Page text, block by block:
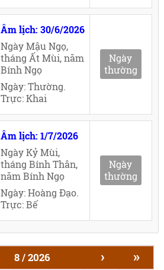
Âm lịch: 30/6/2026
Ngày Mậu Ngọ,
tháng Ất Mùi, năm
Bính Ngọ
Ngày: Thường.
Trực: Khai
Ngày
thường
Âm lịch: 1/7/2026
Ngày Kỷ Mùi,
tháng Bính Thân,
năm Bính Ngọ
Ngày: Hoàng Đạo.
Trực: Bế
Ngày
thường
8 / 2026 › »